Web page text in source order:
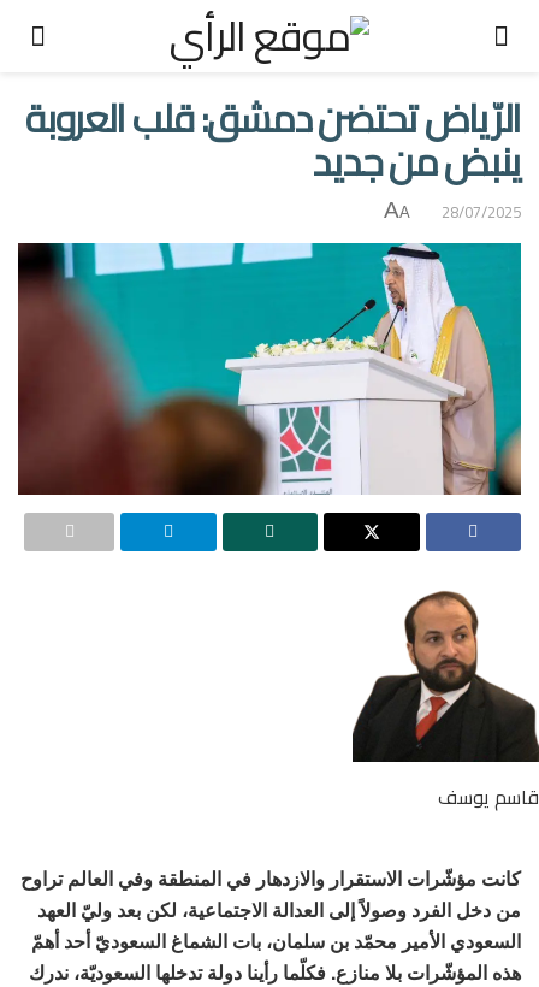
الرّياض تحتضن دمشق: قلب العروبة
ينبض من جديد
28/07/2025
A
يوسف
كانت مؤشّرات الاستقرار والازدهار في المنطقة وفي العالم تراوح
من دخل الفرد وصولاً إلى العدالة الاجتماعية، لكن بعد وليّ العهد
السعودي الأمير محمّد بن سلمان، بات الشماغ السعوديّ أحد أهمّ
هذه المؤشّرات بلا منازع. فكلّما رأينا دولة تدخلها السعوديّة، ندرك